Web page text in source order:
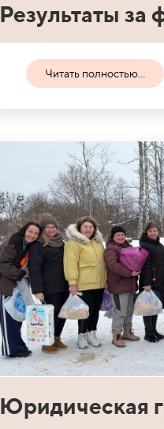
Результаты за
Читать полностью...
Юридическая